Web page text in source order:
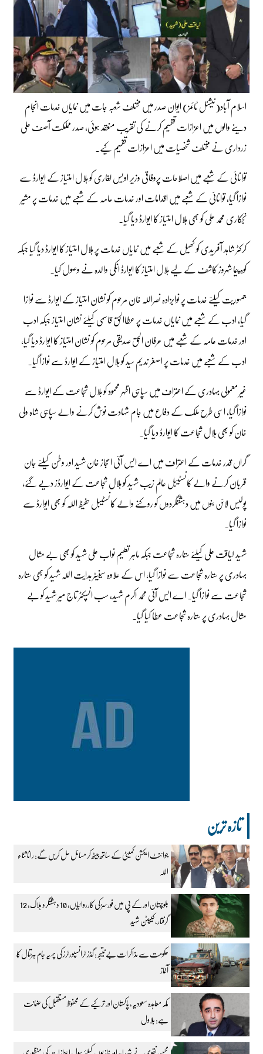
اسلام آباد(نیشنل ٹائمز) ایوان صدر میں مختلف شعبہ جات میں نمایاں خدمات انجام
دینے والوں میں اعزازات تقسیم کرنے کی تقریب منعقد ہوئی، صدر مملکت آصف علی
زرداری نے مختلف شخصیات میں اعزازات تقسیم کیے۔
توانائی کے شعبے میں اصلاحات پروفاقی وزیر اویس لغاری کو ہلال امتیاز کے ایوارڈ سے
نوازا گیا، توانائی کے شعبے میں اقدامات اور خدمات عامہ کے شعبے میں خدمات پر مشیر
نجکاری محمد علی کو بھی ہلال امتیاز کا ایوارڈ دیا گیا۔
کرکٹر شاہد آفریدی کو کھیل کے شعبے میں نمایاں خدمات پر ہلال امتیاز کا ایوارڈ دیا گیا جبکہ
کوہ پیما شہروز کاشف کے لیے ہلال امتیاز کا ایوارڈ انکی والدہ نے وصول کیا۔
جمہوریت کیلئے خدمات پر نوابزادہ نصراللہ خان مرحوم کو نشان امتیاز کے ایوارڈ سے نوازا
گیا، ادب کے شعبے میں نمایاں خدمات پر عطاالحق قاسمی کیلئے نشان امتیاز جبکہ ادب
اور خدمات عامہ کے شعبے میں عرفان الحق صدیقی مرحوم کو نشان امتیاز کا ایوارڈ دیا گیا،
ادب کے شعبے میں خدمات پر اصغر ندیم سید کو ہلال امتیاز کے ایوارڈ سے نوازا گیا۔
غیر معمولی بہادری کے اعتراف میں سپاہی اظہر محمود کو ہلال شجاعت کے ایوارڈ سے
نوازا گیا، اسی طرح ملک کے دفاع میں جام شہادت نوش کرنے والے سپاہی شاہ ولی
خان کو بھی ہلال شجاعت کا ایوارڈ دیا گیا۔
گراں قدر خدمات کے اعتراف میں اے ایس آئی اعجاز خان شہید اور وطن کیلئے جان
قربان کرنے والے کانسٹیبل عالم زیب شہید کو ہلال شجاعت کے ایوارڈز دیے گئے،
پولیس لائن بنوں میں دہشتگردوں کو روکنے والے کانسٹیبل حفیظ اللہ کو بھی ایوارڈ سے
نوازا گیا۔
شہید لیاقت علی کیلئے ستارہ شجاعت جبکہ ماہر تعلیم نواب علی شہید کو بھی بے مثال
بہادری پر ستارہ شجاعت سے نوازا گیا، اس کے علاوہ سینیٹر ہدایت اللہ شہید کو بھی ستارہ
شجاعت سے نوازا گیا۔ اے ایس آئی محمد اکرم شہید، سب انسپکٹر تاج میر شہید کو بے
مثال بہادری پر ستارہ شجاعت عطا کیا گیا۔
تازہ ترین
جوائنٹ ایکشن کمیٹی کے ساتھ بیٹھ کر مسائل حل کریں گے: رانا ثناء
اللہ
بلوچستان اور کے پی میں فورسز کی کارروائیاں، 10 دہشتگرد ہلاک، 12
گرفتار، کیپٹن شہید
حکومت سے مذاکرات بے نتیجہ: گڈز ٹرانسپورٹرز کی پہیہ جام ہڑتال کا
آغاز
مکہ معاہدہ سعودیہ، پاکستان اور ترکیے کے محفوظ مستقبل کی ضمانت
ہے: بلاول